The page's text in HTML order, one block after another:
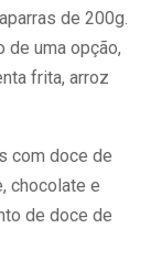
de 200g.
de uma opção,
frita, arroz
com doce de
chocolate e
de doce de